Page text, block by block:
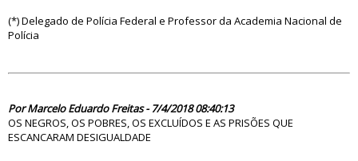
(*) Delegado de Polícia Federal e Professor da Academia Nacional de
Polícia
Por Marcelo Eduardo Freitas - 7/4/2018 08:40:13
OS NEGROS, OS POBRES, OS EXCLUÍDOS E AS PRISÕES QUE
ESCANCARAM DESIGUALDADE